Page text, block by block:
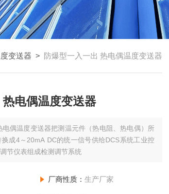
变送器 > 防爆型一入一出 热电偶温度变送器
电偶温度变送器
电偶温度变送器把测温元件（热电阻、热电偶）所
成4～20mA DC的统一信号供给DCS系统工业控
节仪表组成检测调节系统
厂商性质： 生产厂家